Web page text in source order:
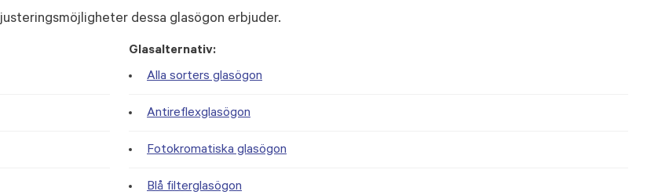
dessa glasögon erbjuder.
Glasalternativ:
Alla sorters glasögon
Antireflexglasögon
Fotokromatiska glasögon
Blå filterglasögon